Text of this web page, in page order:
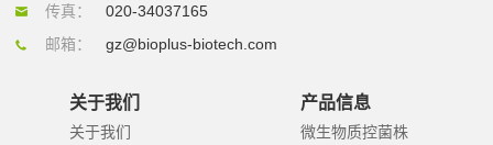
传真：
020-34037165
邮箱：
gz@bioplus-biotech.com
关于我们
关于我们
产品信息
微生物质控菌株